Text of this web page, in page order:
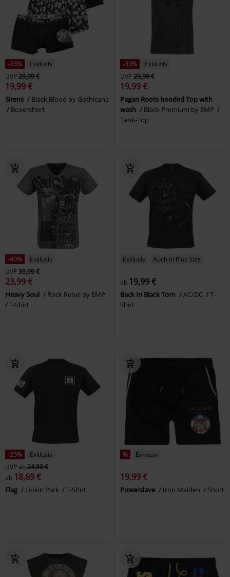
-33%
Exklusiv
UVP29,99 €
19,99 €
Sirens
Black Blood by Gothicana
Boxershort
-33%
Exklusiv
UVP29,99 €
19,99 €
Pagan Roots hooded Top with
wash
Black Premium by EMP
Tank-Top
-40%
Exklusiv
UVP39,99 €
23,99 €
Heavy Soul
Rock Rebel by EMP
T-Shirt
Exklusiv Auch in Plus Size
ab 19,99 €
Back In Black Torn AC/DC
T-
Shirt
-25%
Exklusiv
UVPab24,99 €
ab 18,69 €
Flag Linkin Park T-Shirt
% Exklusiv
19,99 €
Powerslave Iron Maiden Short